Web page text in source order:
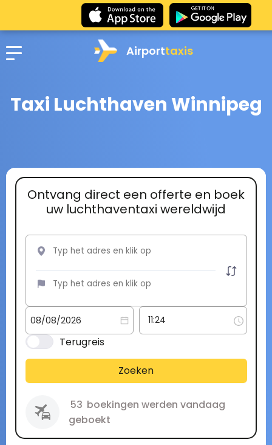
Airporttaxis
Taxi Luchthaven Winnipeg
Ontvang direct een offerte en boek
uw luchthaventaxi wereldwijd
Terugreis
Zoeken
53 boekingen werden vandaag
geboekt